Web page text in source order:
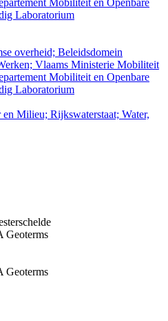
Laboratorium
overheid; Beleidsdomein
Vlaams Ministerie Mobiliteit
Mobiliteit en Openbare
Laboratorium
Milieu; Rijkswaterstaat; Water,
Geoterms
Geoterms